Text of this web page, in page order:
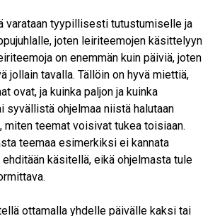
varataan tyypillisesti tutustumiselle ja
joten leiriteemojen käsittelyyn
on enemmän kuin päiviä, joten
jollain tavalla. Tällöin on hyvä miettiä,
ovat, ja kuinka paljon ja kuinka
syvällistä ohjelmaa niistä halutaan
miten teemat voisivat tukea toisiaan.
teemaa esimerkiksi ei kannata
käsitellä, eikä ohjelmasta tule
ottamalla yhdelle päivälle kaksi tai